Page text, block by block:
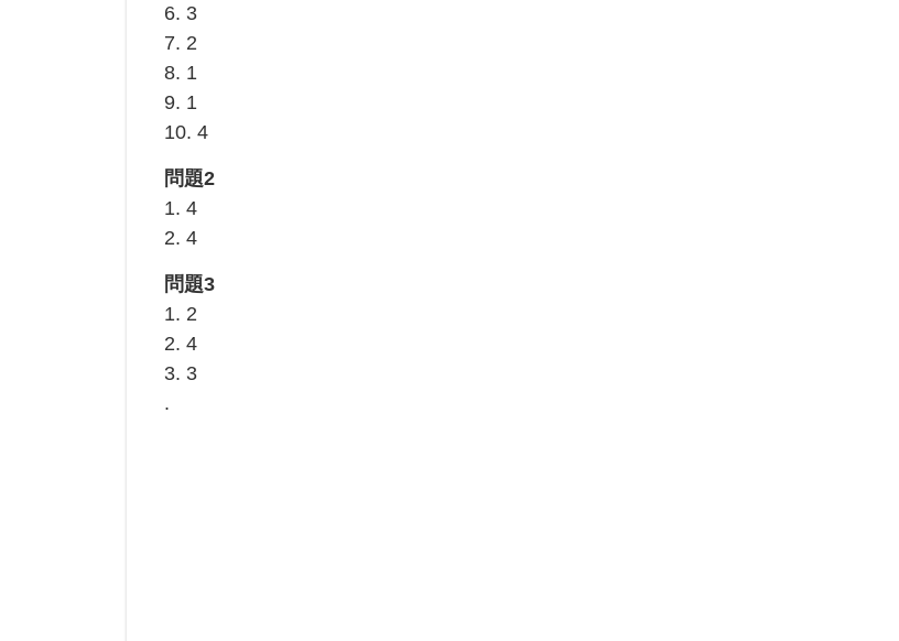
6. 3
7. 2
8. 1
9. 1
10. 4
問題2
1. 4
2. 4
問題3
1. 2
2. 4
3. 3
.